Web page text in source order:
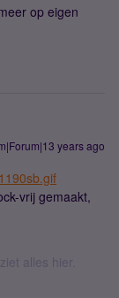
op eigen
years ago
vrij gemaakt,
alles hier.